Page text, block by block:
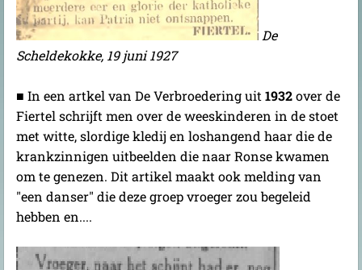
De
Scheldekokke, 19 juni 1927
■ In een artkel van De Verbroedering uit 1932over de
Fiertel schrijft men over de weeskinderen in de stoet
met witte, slordige kledij en loshangend haar die de
krankzinnigen uitbeelden die naar Ronse kwamen
om te genezen. Dit artikel maakt ook melding van
"een danser" die deze groep vroeger zou begeleid
hebben en....